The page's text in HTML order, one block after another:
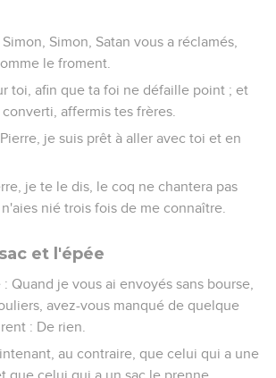
Simon, Satan vous a réclamés,
le froment.
toi, afin que ta foi ne défaille point ; et
affermis tes frères.
je suis prêt à aller avec toi et en
je te le dis, le coq ne chantera pas
nié trois fois de me connaître.
et l'épée
Quand je vous ai envoyés sans bourse,
avez-vous manqué de quelque
: De rien.
au contraire, que celui qui a une
que celui qui a un sac le prenne